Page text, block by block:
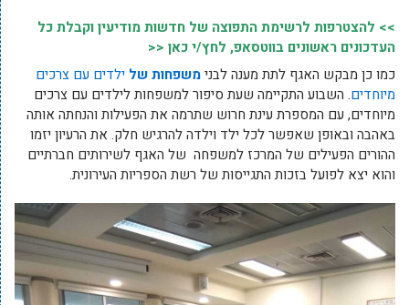
>> להצטרפות לרשימת התפוצה של חדשות מודיעין וקבלת כל
העדכונים ראשונים בווטסאפ, לחץ/י כאן <<
כמו כן מבקש האגף לתת מענה לבנימשפחות של ילדים עם צרכים
מיוחדים. השבוע התקיימה שעת סיפור למשפחות לילדים עם צרכים
מיוחדים, עם המספרת עינת חרוש שתרמה את הפעילות והנחתה אותה
באהבה ובאופן שאפשר לכל ילד וילדה להרגיש חלק. את הרעיון יזמו
ההורים הפעילים של המרכז למשפחה של האגף לשירותים חברתיים
והוא יצא לפועל בזכות התגייסות של רשת הספריות העירונית.